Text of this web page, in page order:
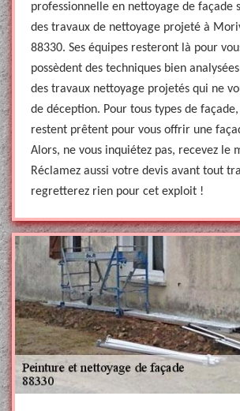
professionnelle en nettoyage de façade
des travaux de nettoyage projeté à
88330. Ses équipes resteront là pour
possèdent des techniques bien
des travaux nettoyage projetés qui ne
de déception. Pour tous types de façade,
restent prêtent pour vous offrir une
Alors, ne vous inquiétez pas, recevez le
Réclamez aussi votre devis avant tout
regretterez rien pour cet exploit !